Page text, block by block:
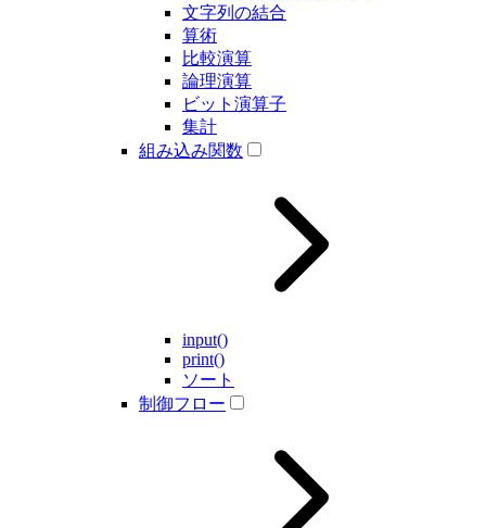
文字列の結合
算術
比較演算
論理演算
ビット演算子
集計
組み込み関数
input()
print()
ソート
制御フロー